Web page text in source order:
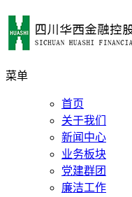
菜单
首页
关于我们
新闻中心
业务板块
党建群团
廉洁工作